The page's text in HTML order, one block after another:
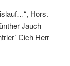
Horst
Jauch
Dich Herr